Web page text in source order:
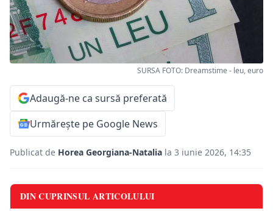
SURSA FOTO: Dreamstime - leu, euro
Adaugă-ne ca sursă preferată
Urmărește pe Google News
Publicat de Horea Georgiana-Natalia la 3 iunie 2026, 14:35
DIN CUPRINSUL ARTICOLULUI